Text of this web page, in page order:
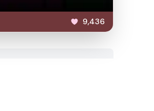
9,436